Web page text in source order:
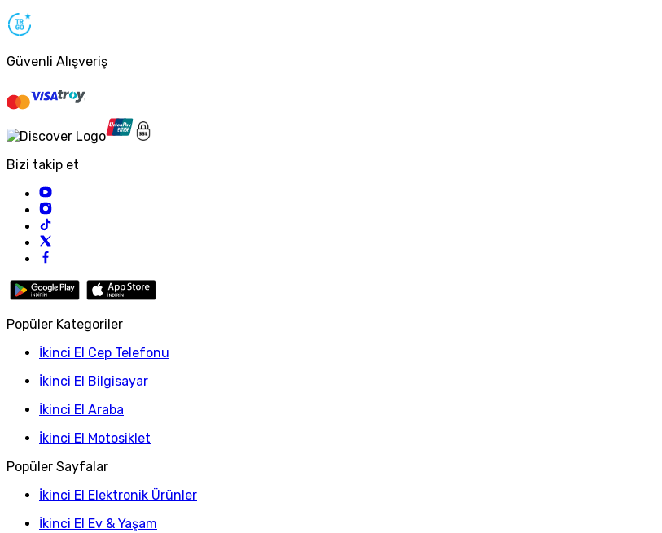
Güvenli Alışveriş
Bizi takip et
Popüler Kategoriler
İkinci El Cep Telefonu
İkinci El Bilgisayar
İkinci El Araba
İkinci El Motosiklet
Popüler Sayfalar
İkinci El Elektronik Ürünler
İkinci El Ev & Yaşam